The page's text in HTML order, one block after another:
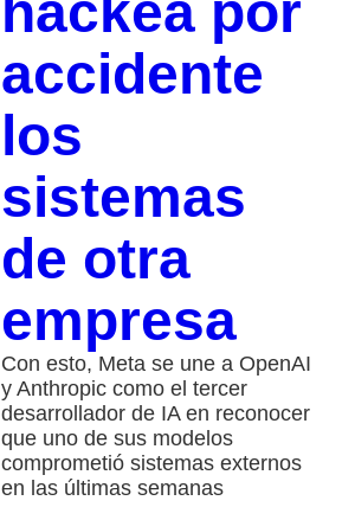
hackea por
accidente
los
sistemas
de otra
empresa
Con esto, Meta se une a OpenAI
y Anthropic como el tercer
desarrollador de IA en reconocer
que uno de sus modelos
comprometió sistemas externos
en las últimas semanas